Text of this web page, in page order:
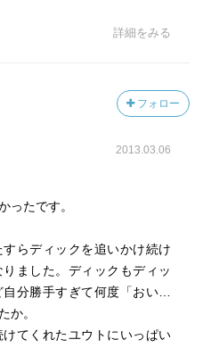
詳細をみる
フォロー
2013.03.06
ったです。
らディックを追いかけ続け
ました。ディックもディッ
分勝手すぎて何度「おい…
か。
てくれたユウトにいっぱい